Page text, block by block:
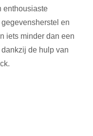
enthousiaste
en
iets minder dan een
de hulp van